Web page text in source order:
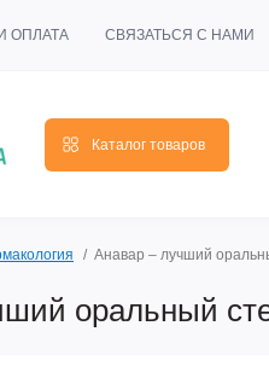
ОПЛАТА СВЯЗАТЬСЯ С НАМИ
Каталог товаров
Анавар – лучший
оральный